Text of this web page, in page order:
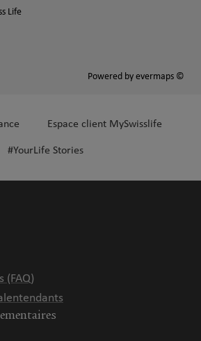
Life
Powered by evermaps ©
Espace client MySwisslife
#YourLife Stories
(FAQ)